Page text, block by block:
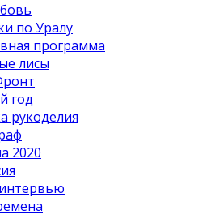
по Уралу
программа
лисы
год
рукоделия
2020